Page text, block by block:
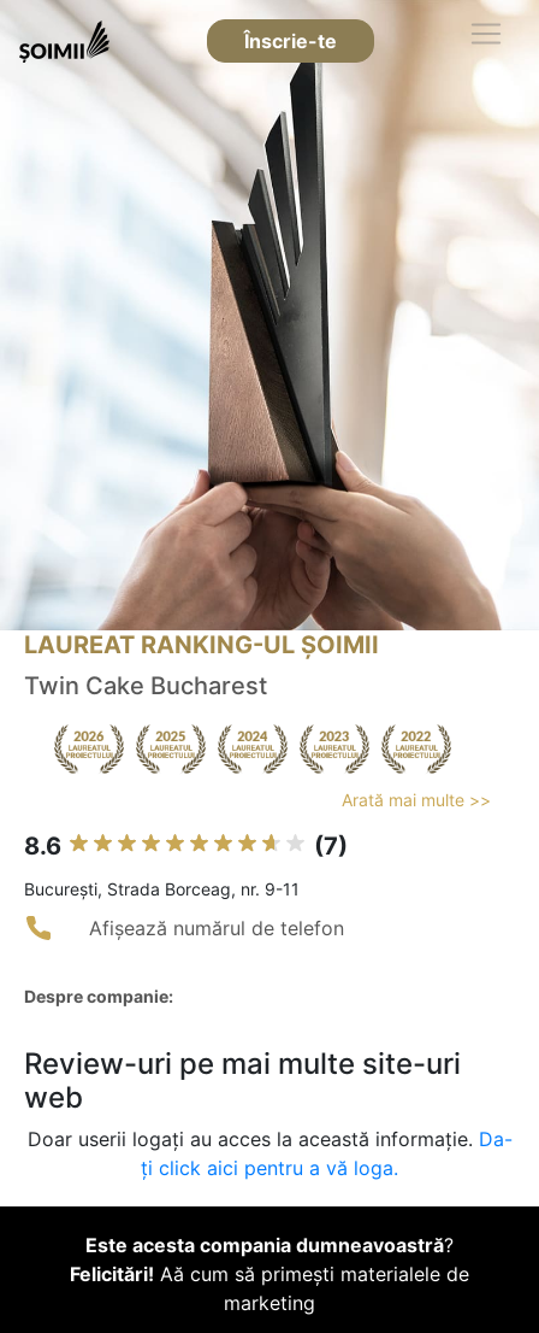
Înscrie-te
LAUREAT RANKING-UL ȘOIMII
Twin Cake Bucharest
Arată mai multe >>
8.6 (7)
Bucureşti, Strada Borceag, nr. 9-11
Afișează numărul de telefon
Despre companie:
Review-uri pe mai multe site-uri
web
Doar userii logați au acces la această informație. Da-
ți click aici pentru a vă loga.
Este acesta compania dumneavoastră?
Felicitări! Aă cum să primești materialele de
marketing